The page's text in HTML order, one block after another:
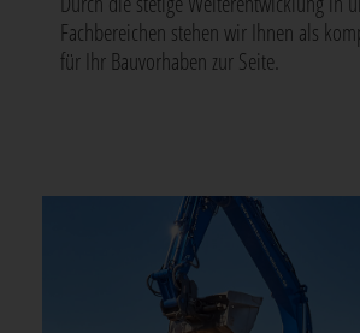
Fachbereichen stehen wir Ihnen als
für Ihr Bauvorhaben zur Seite.